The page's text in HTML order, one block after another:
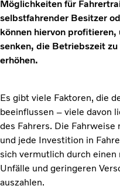
Möglichkeiten für
selbstfahrender Besitzer
können hiervon
senken, die Betriebszeit
erhöhen.
Es gibt viele Faktoren, die
beeinflussen – viele davon
des Fahrers. Die
und jede Investition in
sich vermutlich durch
Unfälle und geringeren
auszahlen.